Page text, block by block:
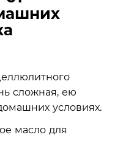
сложная, ею
условиях.
масло для